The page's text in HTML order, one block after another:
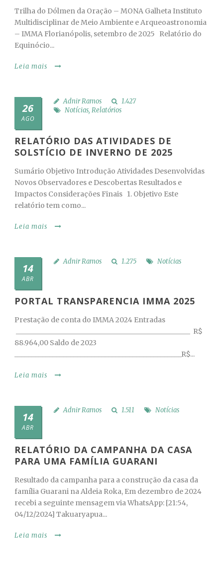
Trilha do Dólmen da Oração – MONA Galheta Instituto
Multidisciplinar de Meio Ambiente e Arqueoastronomia
– IMMA Florianópolis, setembro de 2025 Relatório do
Equinócio...
Leia mais
26
AGO
Adnir Ramos
1.427
Notícias, Relatórios
RELATÓRIO DAS ATIVIDADES DE
SOLSTÍCIO DE INVERNO DE 2025
Sumário Objetivo Introdução Atividades Desenvolvidas
Novos Observadores e Descobertas Resultados e
Impactos Considerações Finais 1. Objetivo Este
relatório tem como...
Leia mais
14
ABR
Adnir Ramos 1.275 Notícias
PORTAL TRANSPARENCIA IMMA 2025
Prestação de conta do IMMA 2024 Entradas
__________________________________________________ R$
88.964,00 Saldo de 2023
________________________________________________R$...
Leia mais
14
ABR
Adnir Ramos 1.511 Notícias
RELATÓRIO DA CAMPANHA DA CASA
PARA UMA FAMÍLIA GUARANI
Resultado da campanha para a construção da casa da
família Guarani na Aldeia Roka, Em dezembro de 2024
recebi a seguinte mensagem via WhatsApp: [21:54,
04/12/2024] Takuaryapua...
Leia mais